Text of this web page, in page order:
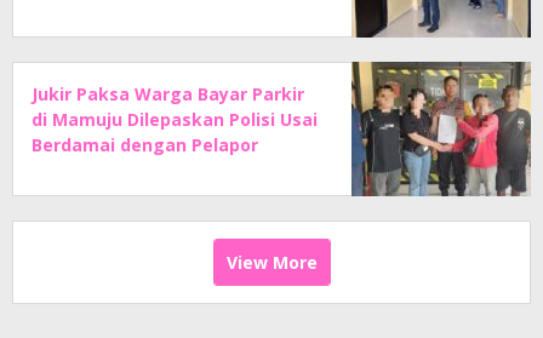
Jukir Paksa Warga Bayar Parkir
di Mamuju Dilepaskan Polisi Usai
Berdamai dengan Pelapor
View More